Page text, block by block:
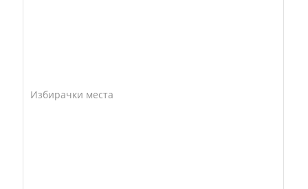
Избирачки места